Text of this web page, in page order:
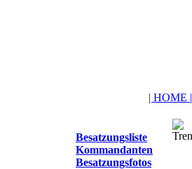
| HOME |
Besatzungsliste
Kommandanten
Besatzungsfotos